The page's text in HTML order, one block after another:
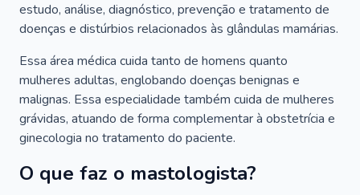
estudo, análise, diagnóstico, prevenção e tratamento de
doenças e distúrbios relacionados às glândulas mamárias.
Essa área médica cuida tanto de homens quanto
mulheres adultas, englobando doenças benignas e
malignas. Essa especialidade também cuida de mulheres
grávidas, atuando de forma complementar à obstetrícia e
ginecologia no tratamento do paciente.
O que faz o mastologista?